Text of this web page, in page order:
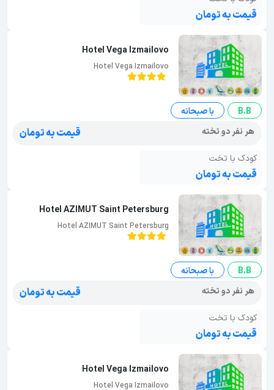
قیمت به تومان
Hotel Vega Izmailovo
Hotel Vega Izmailovo
B.B
با صبحانه
هر نفر دو تخته
قیمت به تومان
کودک با تخت
قیمت به تومان
Hotel AZIMUT Saint Petersburg
Hotel AZIMUT Saint Petersburg
B.B
با صبحانه
هر نفر دو تخته
قیمت به تومان
کودک با تخت
قیمت به تومان
Hotel Vega Izmailovo
Hotel Vega Izmailovo